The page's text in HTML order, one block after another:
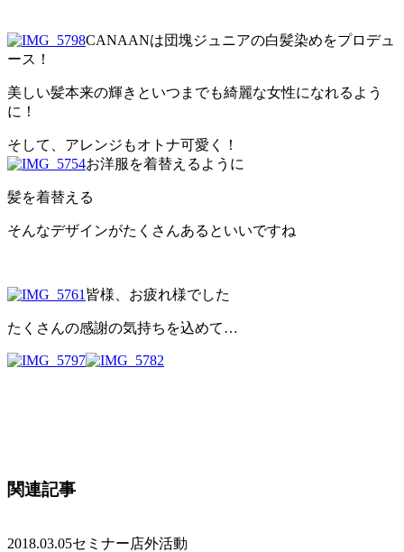
CANAANは団塊ジュニアの白髪染めをプロデュ
ース！
美しい髪本来の輝きといつまでも綺麗な女性になれるよう
に！
そして、アレンジもオトナ可愛く！
お洋服を着替えるように
髪を着替える
そんなデザインがたくさんあるといいですね
皆様、お疲れ様でした
たくさんの感謝の気持ちを込めて…
関連記事
2018.03.05セミナー店外活動